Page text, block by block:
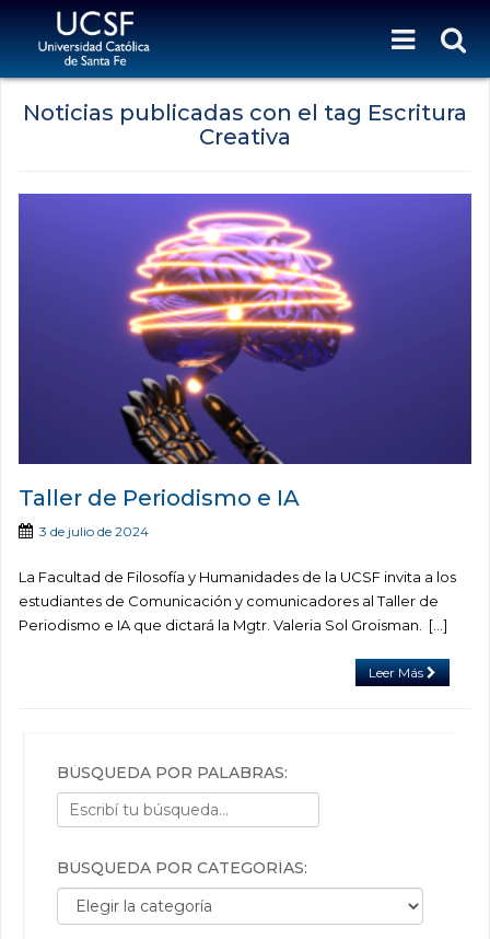
Noticias publicadas con el tag Escritura
Creativa
Taller de Periodismo e IA
3 de julio de 2024
La Facultad de Filosofía y Humanidades de la UCSF invita a los
estudiantes de Comunicación y comunicadores al Taller de
Periodismo e IA que dictará la Mgtr. Valeria Sol Groisman. […]
Leer Más
BÚSQUEDA POR PALABRAS:
BÚSQUEDA POR CATEGORÍAS:
Búsqueda por categorías: